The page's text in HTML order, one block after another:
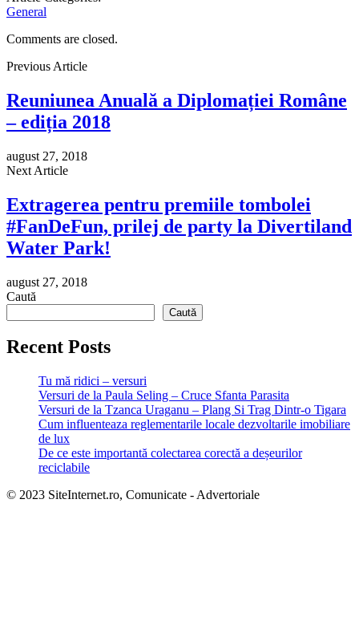
General
Comments are closed.
Previous Article
Reuniunea Anuală a Diplomației Române
– ediția 2018
august 27, 2018
Next Article
Extragerea pentru premiile tombolei
#FanDeFun, prilej de party la Divertiland
Water Park!
august 27, 2018
Caută
Caută
Recent Posts
Tu mă ridici – versuri
Versuri de la Paula Seling – Cruce Sfanta Parasita
Versuri de la Tzanca Uraganu – Plang Si Trag Dintr-o Tigara
Cum influenteaza reglementarile locale dezvoltarile imobiliare
de lux
De ce este importantă colectarea corectă a deșeurilor
reciclabile
© 2023 SiteInternet.ro, Comunicate - Advertoriale